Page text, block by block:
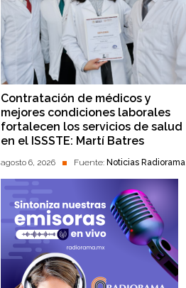
Contratación de médicos y
mejores condiciones laborales
fortalecen los servicios de salud
en el ISSSTE: Martí Batres
agosto 6, 2026 Fuente: Noticias Radiorama